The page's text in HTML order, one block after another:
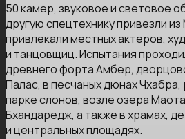
50 камер, звуковое и световое
другую спецтехнику привезли
привлекали местных актеров,
и танцовщиц. Испытания
древнего форта Амбер,
Палас, в песчаных дюнах
парке слонов, возле озера
Бхандаредж, а также в храмах,
и центральных площадях.